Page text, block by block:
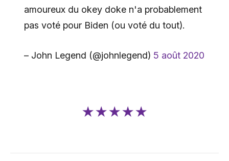
amoureux du okey doke n'a probablement
pas voté pour Biden (ou voté du tout).
– John Legend (@johnlegend) 5 août 2020
★★★★★